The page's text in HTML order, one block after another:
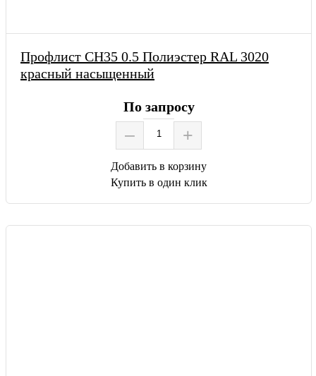
Профлист СН35 0.5 Полиэстер RAL 3020
красный насыщенный
По запросу
– +
Добавить в корзину
Купить в один клик